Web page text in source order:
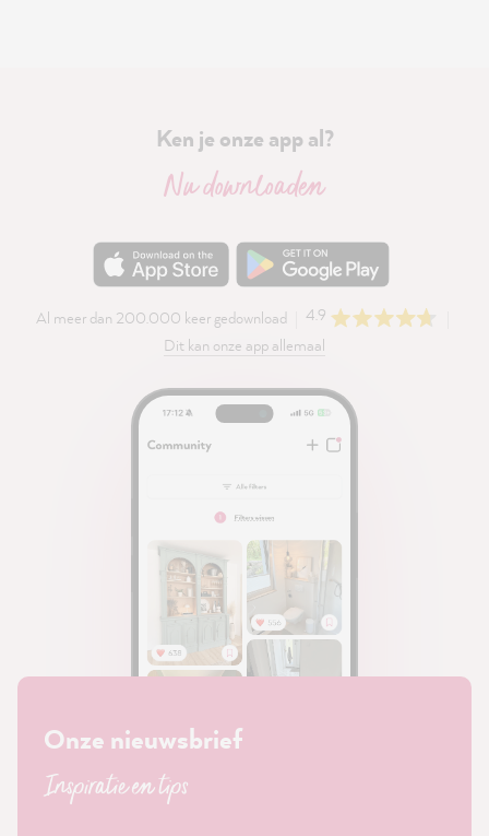
Ken je onze app al?
Nu downloaden
Al meer dan 200.000 keer gedownload
4.9
Dit kan onze app allemaal
Onze nieuwsbrief
Inspiratie en tips